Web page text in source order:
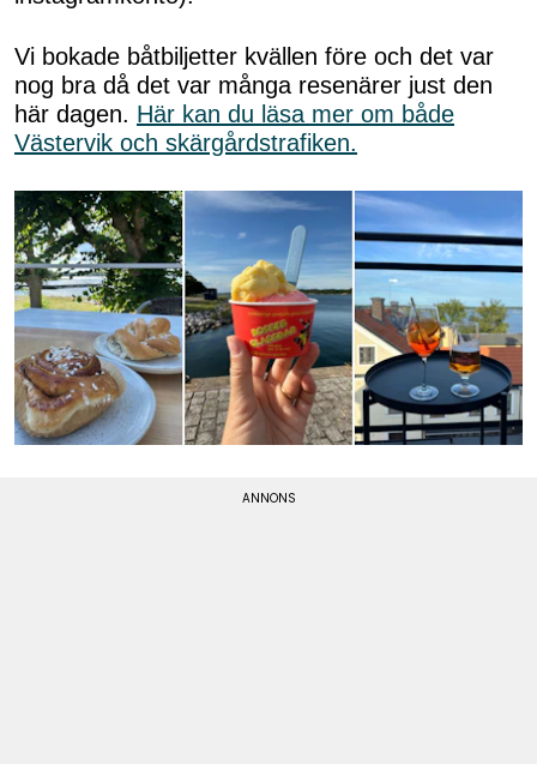
Vi bokade båtbiljetter kvällen före och det var
nog bra då det var många resenärer just den
här dagen. Här kan du läsa mer om både
Västervik och skärgårdstrafiken.